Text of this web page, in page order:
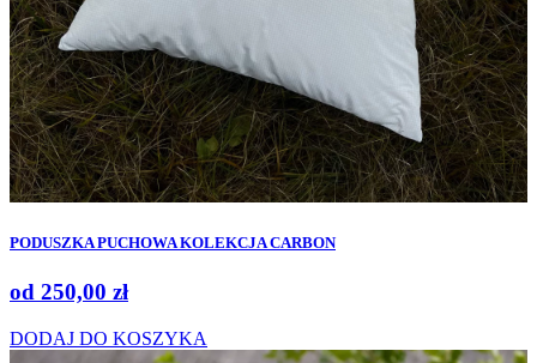
PODUSZKA PUCHOWA KOLEKCJA CARBON
od 250,00 zł
DODAJ DO KOSZYKA